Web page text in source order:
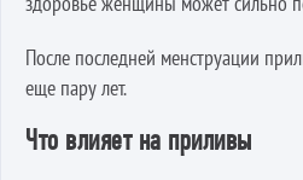
После последней менструации
еще пару лет.
Что влияет на приливы